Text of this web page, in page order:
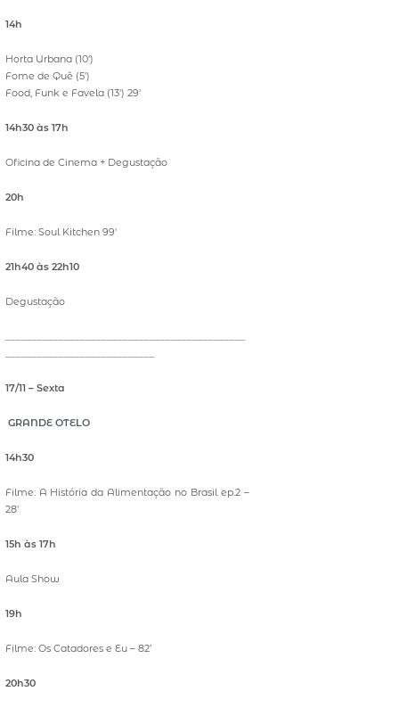
14h
Horta Urbana (10′)
Fome de Quê (5′)
Food, Funk e Favela (13′) 29′
14h30 às 17h
Oficina de Cinema + Degustação
20h
Filme: Soul Kitchen 99′
21h40 às 22h10
Degustação
17/11 – Sexta
GRANDE OTELO
14h30
Filme: A História da Alimentação no Brasil ep.2 –
28′
15h às 17h
Aula Show
19h
Filme: Os Catadores e Eu – 82’
20h30